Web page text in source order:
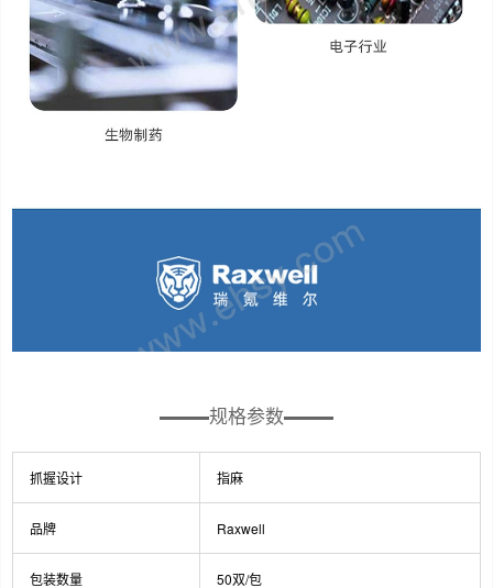
规格参数
抓握设计 指麻
品牌 Raxwell
包装数量 50双/包